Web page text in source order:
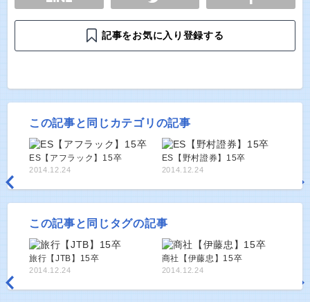
記事をお気に入り登録する
この記事と同じカテゴリの記事
ES【アフラック】15卒
2014.12.24
ES【野村證券】15卒
2014.12.24
この記事と同じタグの記事
旅行【JTB】15卒
2014.12.24
商社【伊藤忠】15卒
2014.12.24